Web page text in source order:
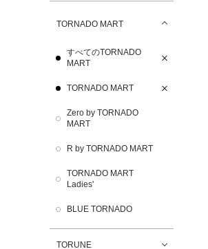
TORNADO MART
すべてのTORNADO
MART
TORNADO MART
Zero by TORNADO
MART
R by TORNADO MART
TORNADO MART
Ladies'
BLUE TORNADO
TORUNE